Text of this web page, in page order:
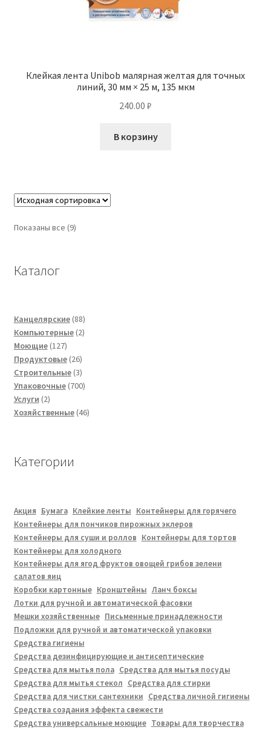
Клейкая лента Unibob малярная желтая для точных
линий, 30 мм × 25 м, 135 мкм
240.00 ₽
В корзину
Показаны все (9)
Каталог
Канцелярские 8888
товаров
Компьютерные 22
Моющие 127127
товаров
Продуктовые 2626
товаров
Строительные 33
товара
Упаковочные 700700
Услуги 22
товара
Хозяйственные 4646
Категории
Акция Бумага Клейкие ленты Контейнеры для горячего
Контейнеры для пончиков пирожных эклеров
Контейнеры для суши и роллов Контейнеры для тортов
Контейнеры для холодного
Контейнеры для ягод фруктов овощей грибов зелени
салатов яиц
Коробки картонные Кронштейны Ланч боксы
Лотки для ручной и автоматической фасовки
Мешки хозяйственные Письменные принадлежности
Подложки для ручной и автоматической упаковки
Средства гигиены
Средства дезинфицирующие и антисептические
Средства для мытья пола Средства для мытья посуды
Средства для мытья стекол Средства для стирки
Средства для чистки сантехники Средства личной гигиены
Средства создания эффекта свежести
Средства универсальные моющие Товары для творчества